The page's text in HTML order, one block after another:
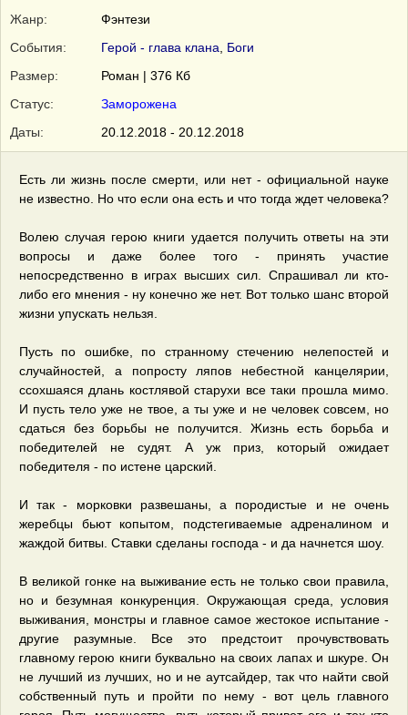
Жанр:
Фэнтези
События:
Герой - глава клана
Боги
Размер:
Роман | 376 Кб
Статус:
Заморожена
Даты:
20.12.2018 - 20.12.2018
Есть ли жизнь после смерти, или нет - официальной науке
не известно. Но что если она есть и что тогда ждет человека?
Волею случая герою книги удается получить ответы на эти
вопросы и даже более того - принять участие
непосредственно в играх высших сил. Спрашивал ли кто-
либо его мнения - ну конечно же нет. Вот только шанс второй
жизни упускать нельзя.
Пусть по ошибке, по странному стечению нелепостей и
случайностей, а попросту ляпов небестной канцелярии,
ссохшаяся длань костлявой старухи все таки прошла мимо.
И пусть тело уже не твое, а ты уже и не человек совсем, но
сдаться без борьбы не получится. Жизнь есть борьба и
победителей не судят. А уж приз, который ожидает
победителя - по истене царский.
И так - морковки развешаны, а породистые и не очень
жеребцы бьют копытом, подстегиваемые адреналином и
жаждой битвы. Ставки сделаны господа - и да начнется шоу.
В великой гонке на выживание есть не только свои правила,
но и безумная конкуренция. Окружающая среда, условия
выживания, монстры и главное самое жестокое испытание -
другие разумные. Все это предстоит прочувствовать
главному герою книги буквально на своих лапах и шкуре. Он
не лучший из лучших, но и не аутсайдер, так что найти свой
собственный путь и пройти по нему - вот цель главного